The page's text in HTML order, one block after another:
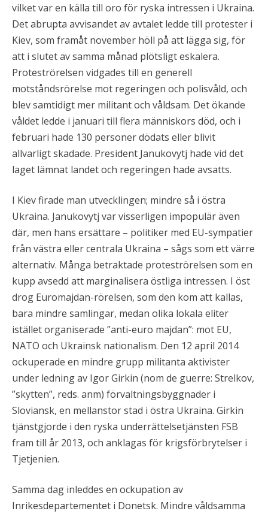
vilket var en källa till oro för ryska intressen i Ukraina.
Det abrupta avvisandet av avtalet ledde till protester i
Kiev, som framåt november höll på att lägga sig, för
att i slutet av samma månad plötsligt eskalera.
Proteströrelsen vidgades till en generell
motståndsrörelse mot regeringen och polisvåld, och
blev samtidigt mer militant och våldsam. Det ökande
våldet ledde i januari till flera människors död, och i
februari hade 130 personer dödats eller blivit
allvarligt skadade. President Janukovytj hade vid det
laget lämnat landet och regeringen hade avsatts.
I Kiev firade man utvecklingen; mindre så i östra
Ukraina. Janukovytj var visserligen impopulär även
där, men hans ersättare – politiker med EU-sympatier
från västra eller centrala Ukraina – sågs som ett värre
alternativ. Många betraktade proteströrelsen som en
kupp avsedd att marginalisera östliga intressen. I öst
drog Euromajdan-rörelsen, som den kom att kallas,
bara mindre samlingar, medan olika lokala eliter
istället organiserade ”anti-euro majdan”: mot EU,
NATO och Ukrainsk nationalism. Den 12 april 2014
ockuperade en mindre grupp militanta aktivister
under ledning av Igor Girkin (nom de guerre: Strelkov,
”skytten”, reds. anm) förvaltningsbyggnader i
Sloviansk, en mellanstor stad i östra Ukraina. Girkin
tjänstgjorde i den ryska underrättelsetjänsten FSB
fram till år 2013, och anklagas för krigsförbrytelser i
Tjetjenien.
Samma dag inleddes en ockupation av
Inrikesdepartementet i Donetsk. Mindre våldsamma